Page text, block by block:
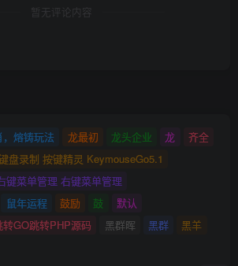
暂无评论内容
熔铸玩法 龙最初 龙头企业 龙
齐全
盘录制 按键精灵 KeymouseGo5.1
键菜单管理 右键菜单管理
鼠年运程 鼓励 鼓
默认
GO跳转PHP源码
黑群晖 黑群
黑羊